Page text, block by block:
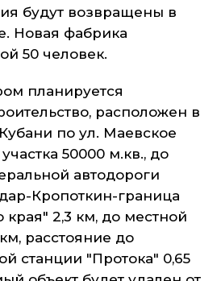
будут возвращены в
Новая фабрика
50 человек.
планируется
расположен в
по ул. Маевское
50000 м.кв., до
автодороги
Кропоткин-граница
края" 2,3 км, до местной
расстояние до
станции "Протока" 0,65